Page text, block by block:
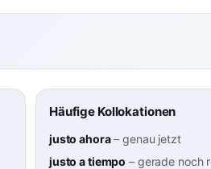
Häufige Kollokationen
justo ahora–genau jetzt
justo a tiempo – gerade noch